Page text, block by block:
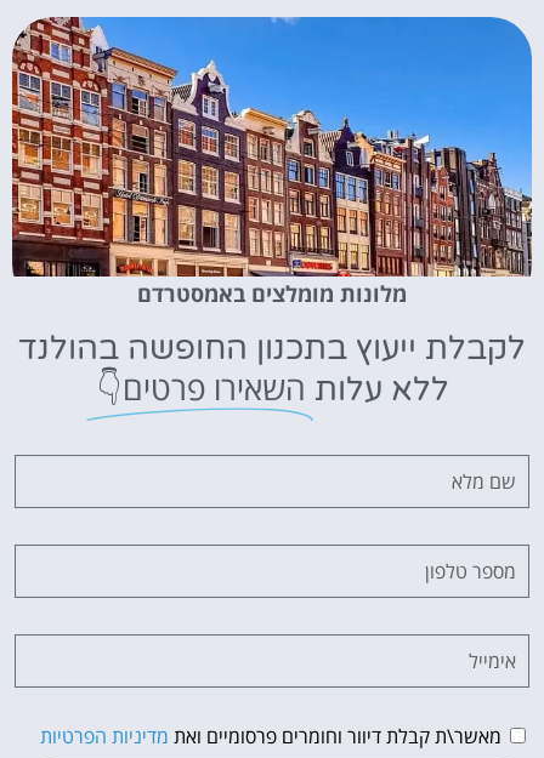
מלונות מומלצים באמסטרדם
לקבלת ייעוץ בתכנון החופשה בהולנד
ללא עלות השאירו פרטים👇
מאשר\ת קבלת דיוור וחומרים פרסומיים ואת מדיניות הפרטיות